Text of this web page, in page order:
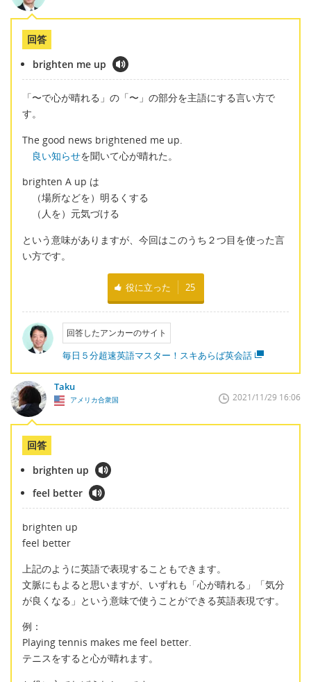
回答
brighten me up
「〜で心が晴れる」の「〜」の部分を主語にする言い方で
す。
The good news brightened me up.
良い知らせを聞いて心が晴れた。
brighten A up は
（場所などを）明るくする
（人を）元気づける
という意味がありますが、今回はこのうち２つ目を使った言
い方です。
役に立った 25
回答したアンカーのサイト
毎日５分超速英語マスター！スキあらば英会話
Taku
アメリカ合衆国 2021/11/29 16:06
回答
brighten up
feel better
brighten up
feel better
上記のように英語で表現することもできます。
文脈にもよると思いますが、いずれも「心が晴れる」「気分
が良くなる」という意味で使うことができる英語表現です。
例：
Playing tennis makes me feel better.
テニスをすると心が晴れます。